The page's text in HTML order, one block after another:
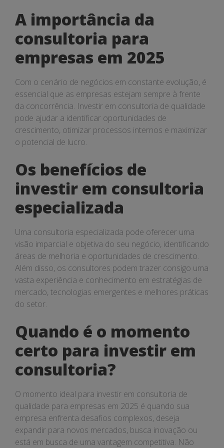
A importância da
consultoria para
empresas em 2025
Com o cenário de negócios em constante evolução, é
essencial que as empresas estejam sempre à frente
da concorrência. Investir em consultoria de qualidade
pode ajudar a identificar oportunidades de
crescimento, otimizar processos internos e maximizar
o potencial de lucro.
Os benefícios de
investir em consultoria
especializada
Uma consultoria especializada pode oferecer uma
visão imparcial e objetiva do seu negócio, identificando
áreas de melhoria e oportunidades de crescimento.
Além disso, os consultores podem trazer consigo uma
vasta experiência e conhecimento em estratégias de
mercado, tecnologias emergentes e melhores práticas
do setor.
Quando é o momento
certo para investir em
consultoria?
O momento ideal para investir em consultoria de
qualidade para empresas em 2025 é quando sua
empresa enfrenta desafios complexos, deseja
expandir para novos mercados, busca inovação ou
está em busca de uma vantagem competitiva. Não